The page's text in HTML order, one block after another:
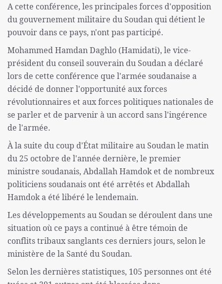
A cette conférence, les principales forces d'opposition
du gouvernement militaire du Soudan qui détient le
pouvoir dans ce pays, n'ont pas participé.
Mohammed Hamdan Daghlo (Hamidati), le vice-
président du conseil souverain du Soudan a déclaré
lors de cette conférence que l'armée soudanaise a
décidé de donner l'opportunité aux forces
révolutionnaires et aux forces politiques nationales de
se parler et de parvenir à un accord sans l'ingérence
de l'armée.
À la suite du coup d'État militaire au Soudan le matin
du 25 octobre de l'année dernière, le premier
ministre soudanais, Abdallah Hamdok et de nombreux
politiciens soudanais ont été arrêtés et Abdallah
Hamdok a été libéré le lendemain.
Les développements au Soudan se déroulent dans une
situation où ce pays a continué à être témoin de
conflits tribaux sanglants ces derniers jours, selon le
ministère de la Santé du Soudan.
Selon les dernières statistiques, 105 personnes ont été